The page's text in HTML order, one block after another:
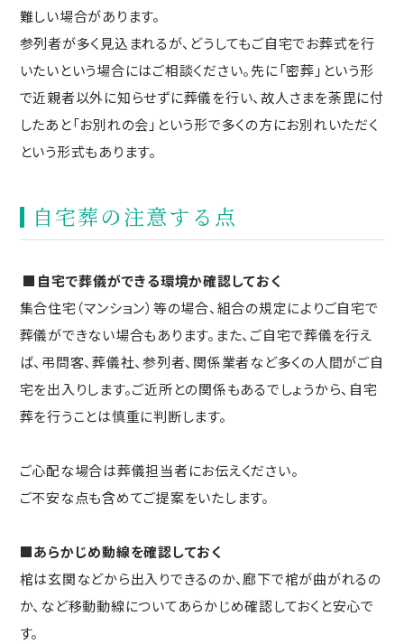
難しい場合があります。
参列者が多く見込まれるが、どうしてもご自宅でお葬式を行
いたいという場合にはご相談ください。先に「密葬」という形
で近親者以外に知らせずに葬儀を行い、故人さまを荼毘に付
したあと「お別れの会」という形で多くの方にお別れいただく
という形式もあります。
自宅葬の注意する点
■自宅で葬儀ができる環境か確認しておく
集合住宅（マンション）等の場合、組合の規定によりご自宅で
葬儀ができない場合もあります。また、ご自宅で葬儀を行え
ば、弔問客、葬儀社、参列者、関係業者など多くの人間がご自
宅を出入りします。ご近所との関係もあるでしょうから、自宅
葬を行うことは慎重に判断します。
ご心配な場合は葬儀担当者にお伝えください。
ご不安な点も含めてご提案をいたします。
■あらかじめ動線を確認しておく
棺は玄関などから出入りできるのか、廊下で棺が曲がれるの
か、など移動動線についてあらかじめ確認しておくと安心で
す。